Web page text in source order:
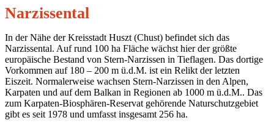
Narzissental
In der Nähe der Kreisstadt Huszt (Chust) befindet sich das
Narzissental. Auf rund 100 ha Fläche wächst hier der größte
europäische Bestand von Stern-Narzissen in Tieflagen. Das dortige
Vorkommen auf 180 – 200 m ü.d.M. ist ein Relikt der letzten
Eiszeit. Normalerweise wachsen Stern-Narzissen in den Alpen,
Karpaten und auf dem Balkan in Regionen ab 1000 m ü.d.M.. Das
zum Karpaten-Biosphären-Reservat gehörende Naturschutzgebiet
gibt es seit 1978 und umfasst insgesamt 256 ha.